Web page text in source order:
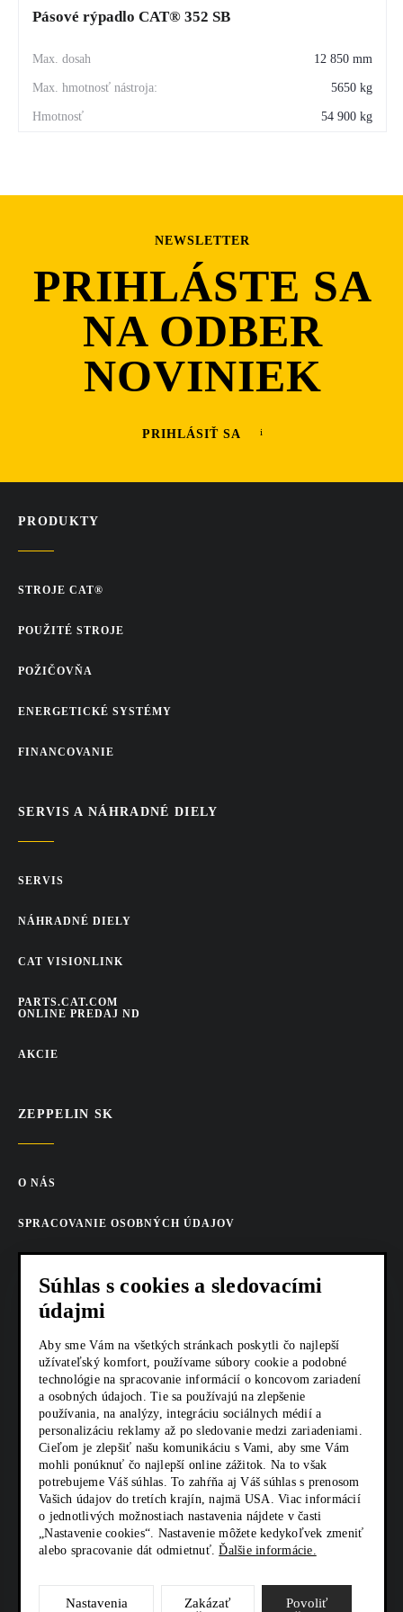
Výhody pre prevádzkovateľov
vysoká produktivita pri minimálnych prestojoch
jednoduchá údržba a dostupnosť dielov Caterpillar
rýchla zmena konfigurácie medzi UHD a štandardným
Pásové rýpadlo CAT® 352 SB
12 850 mm
5650 kg
54 900 kg
NEWSLETTER
PRIHLÁSTE SA
NA ODBER
NOVINIEK
PRIHLÁSIŤ SA
PRODUKTY
STROJE CAT®
POUŽITÉ STROJE
POŽIČOVŇA
ENERGETICKÉ SYSTÉMY
FINANCOVANIE
SERVIS A NÁHRADNÉ DIELY
SERVIS
NÁHRADNÉ DIELY
CAT VISIONLINK
PARTS.CAT.COM
ONLINE PREDAJ ND
AKCIE
ZEPPELIN SK
O NÁS
SPRACOVANIE OSOBNÝCH ÚDAJOV
AKTUALITY
KARIÉRA
Z SHOP
KONTAKTY
SOCIÁLNE SIETE
Súhlas s cookies a sledovacími
údajmi
Aby sme Vám na všetkých stránkach poskytli čo najlepší
užívateľský komfort, používame súbory cookie a podobné
technológie na spracovanie informácií o koncovom zariadení
a osobných údajoch. Tie sa používajú na zlepšenie
používania, na analýzy, integráciu sociálnych médií a
personalizáciu reklamy až po sledovanie medzi zariadeniami.
Cieľom je zlepšiť našu komunikáciu s Vami, aby sme Vám
mohli ponúknuť čo najlepší online zážitok. Na to však
potrebujeme Váš súhlas. To zahŕňa aj Váš súhlas s prenosom
Vašich údajov do tretích krajín, najmä USA. Viac informácií
o jednotlivých možnostiach nastavenia nájdete v časti
„Nastavenie cookies“. Nastavenie môžete kedykoľvek zmeniť
alebo spracovanie dát odmietnuť.Ďalšie informácie.
Nastavenia
Zakázať
Povoliť